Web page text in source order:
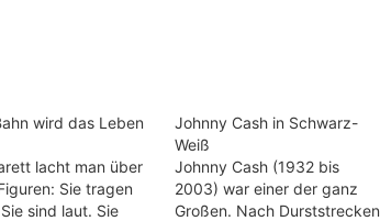
wird das Leben
lacht man über
Sie tragen
sind laut. Sie
Johnny Cash in Schwarz-
Weiß
Johnny Cash (1932 bis
2003) war einer der ganz
Großen. Nach Durststrecken